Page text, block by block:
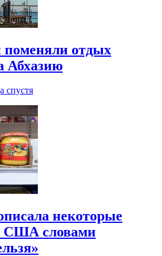
отдых
Абхазию
спустя
некоторые
США словами